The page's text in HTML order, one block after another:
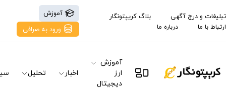
تبلیغات و درج آگهی
بلاگ کریپتونگار
ارتباط با ما
درباره ما
آموزش
ورود به صرافی
آموزش
ارز
دیجیتال
اخبار تحلیل